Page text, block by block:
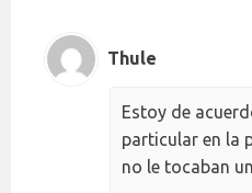
Thule
Estoy de
particular en la
no le tocaban